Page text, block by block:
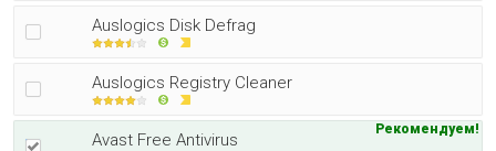
Auslogics Disk Defrag
Auslogics Registry Cleaner
Avast Free Antivirus
Рекомендуем!